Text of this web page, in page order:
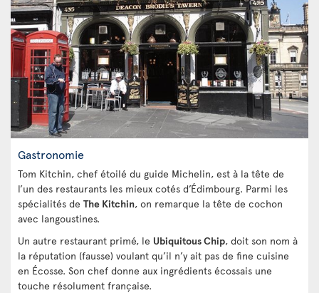
Gastronomie
Tom Kitchin, chef étoilé du guide Michelin, est à la tête de
l’un des restaurants les mieux cotés d’Édimbourg. Parmi les
spécialités de The Kitchin, on remarque la tête de cochon
avec langoustines.
Un autre restaurant primé, le Ubiquitous Chip, doit son nom à
la réputation (fausse) voulant qu’il n’y ait pas de fine cuisine
en Écosse. Son chef donne aux ingrédients écossais une
touche résolument française.